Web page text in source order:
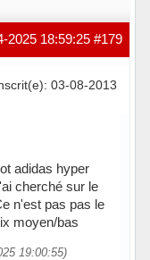
#179
2025 18:59:25
03-08-2013
adidas hyper
cherché sur le
n'est pas pas le
moyen/bas
19:00:55)